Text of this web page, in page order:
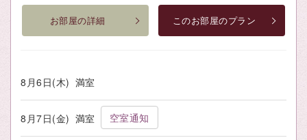
お部屋の詳細 このお部屋のプラン
8月6日(木) 満室
8月7日(金) 満室 空室通知